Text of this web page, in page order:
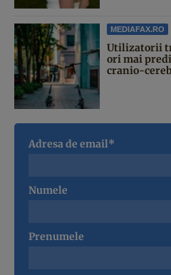
MEDIAFAX.RO
Utilizatorii
ori mai
cranio-
Adresa de email*
Numele
Prenumele